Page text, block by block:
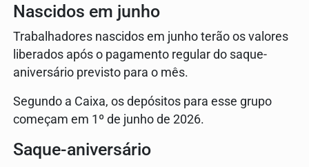
Nascidos em junho
Trabalhadores nascidos em junho terão os valores
liberados após o pagamento regular do saque-
aniversário previsto para o mês.
Segundo a Caixa, os depósitos para esse grupo
começam em 1º de junho de 2026.
Saque-aniversário